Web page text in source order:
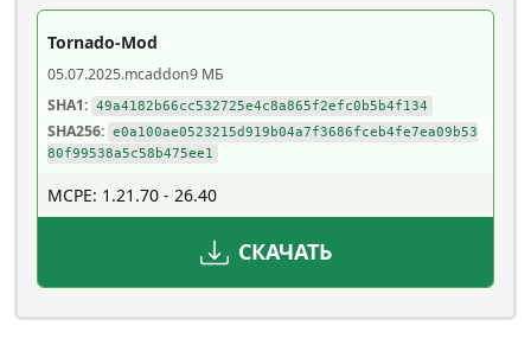
Tornado-Mod
05.07.2025.mcaddon9 МБ
SHA1: 49a4182b66cc532725e4c8a865f2efc0b5b4f134
SHA256: e0a100ae0523215d919b04a7f3686fceb4fe7ea09b53
80f99538a5c58b475ee1
MCPE: 1.21.70 - 26.40
СКАЧАТЬ